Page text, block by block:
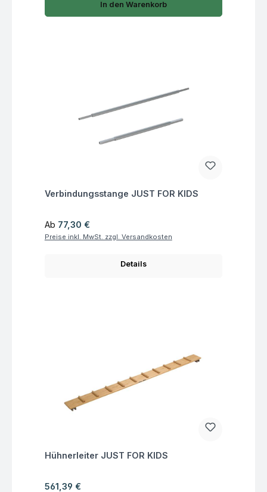
In den Warenkorb
Fragen zum Artikel
Verbindungsstange JUST FOR KIDS
Regulärer Preis:
Ab 77,30 €
Preise inkl. MwSt. zzgl. Versandkosten
Details
Fragen zum Artikel
Hühnerleiter JUST FOR KIDS
Regulärer Preis:
561,39 €